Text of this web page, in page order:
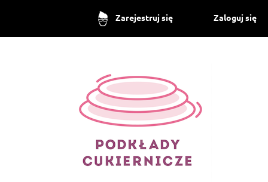
Zarejestruj się Zaloguj się